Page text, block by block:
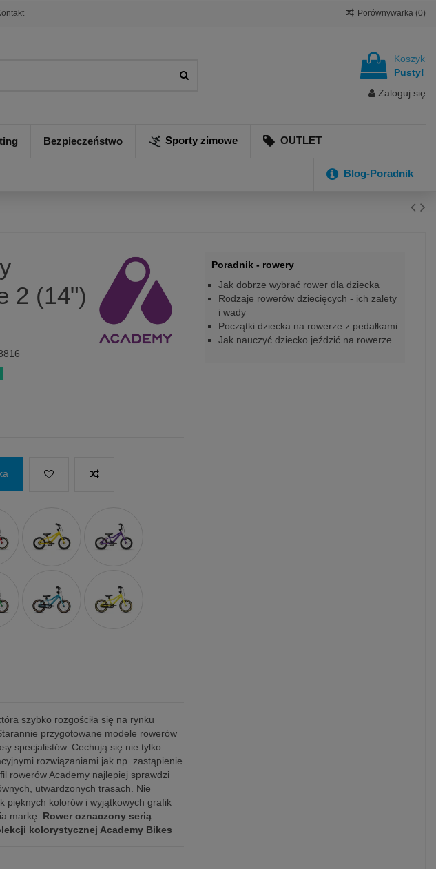
Porównywarka (0)
Koszyk
Pusty!
Zaloguj się
Bezpieczeństwo Sporty zimowe OUTLET
Blog-Poradnik
2 (14")
szybko rozgościła się na rynku
przygotowane modele rowerów
specjalistów. Cechują się nie tylko
rozwiązaniami jak np. zastąpienie
rowerów Academy najlepiej sprawdzi
utwardzonych trasach. Nie
pięknych kolorów i wyjątkowych grafik
markę. Rower oznaczony serią
kolorystycznej Academy Bikes
Poradnik - rowery
Jak dobrze wybrać rower dla dziecka
Rodzaje rowerów dziecięcych - ich zalety
i wady
Początki dziecka na rowerze z pedałkami
Jak nauczyć dziecko jeździć na rowerze